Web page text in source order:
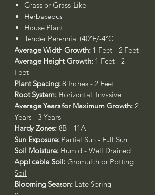
Grass or Grass-Like
Herbaceous
House Plant
Tender Perennial (40°F/-4°C
Average Width Growth: 1 Feet - 2 Feet
Average Height Growth: 1 Feet - 2
Feet
Plant Spacing: 8 Inches - 2 Feet
Root System: Horizontal, Invasive
Average Years for Maximum Growth: 2
Years - 3 Years
Hardy Zones: 8B - 11A
Sun Exposure: Partial Sun - Full Sun
Soil Moisture: Humid - Well Drained
Applicable Soil: Gromulch or Potting
Soil
Blooming Season: Late Spring -